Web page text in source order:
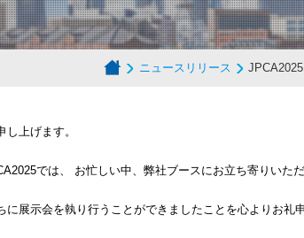
ニュースリリース
上げます。
では、 お忙しい中、弊社ブースにお立ち寄りいた
展示会を執り行うことができましたことを心よりお礼